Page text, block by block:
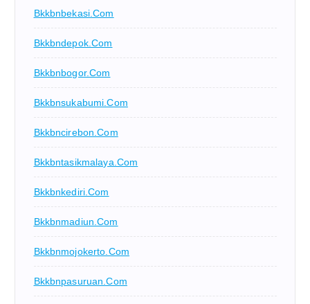
Bkkbnbekasi.com
Bkkbndepok.com
Bkkbnbogor.com
Bkkbnsukabumi.com
Bkkbncirebon.com
Bkkbntasikmalaya.com
Bkkbnkediri.com
Bkkbnmadiun.com
Bkkbnmojokerto.com
Bkkbnpasuruan.com